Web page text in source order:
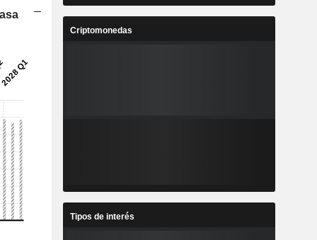
Criptomonedas
Tipos de interés